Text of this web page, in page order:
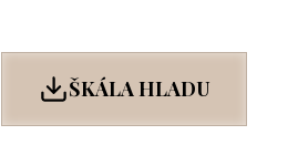
ŠKÁLA HLADU